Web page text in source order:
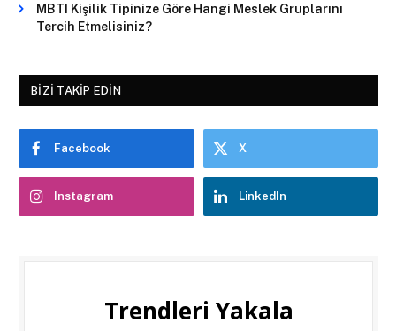
MBTI Kişilik Tipinize Göre Hangi Meslek Gruplarını
Tercih Etmelisiniz?
BIZI TAKIP EDIN
Facebook X
Instagram LinkedIn
Trendleri Yakala